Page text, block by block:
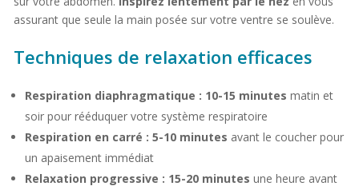
assurant que seule la main posée sur votre ventre se soulève.
Techniques de relaxation efficaces
Respiration diaphragmatique : 10-15 minutes matin et
soir pour rééduquer votre système respiratoire
Respiration en carré : 5-10 minutes avant le coucher pour
un apaisement immédiat
Relaxation progressive : 15-20 minutes une heure avant